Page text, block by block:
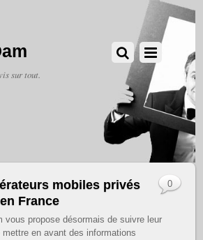
sur tout.
mobiles privés
France
vous propose désormais de suivre leur
mettre en avant des informations
0